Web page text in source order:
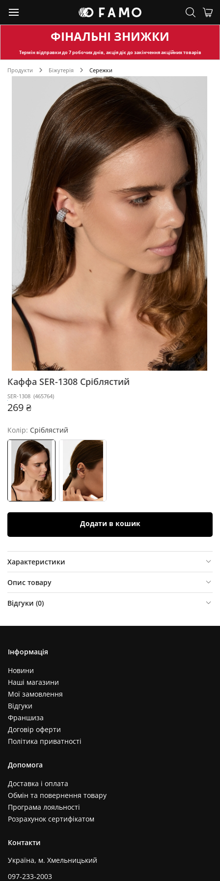
ФІНАЛЬНІ ЗНИЖКИ
Термін відправкидо 7 робочих днів, акція діє до закінчення акційних товарів
Продукти Біжутерія Сережки
Каффа SER-1308 Сріблястий
SER-1308 (465764)
269 ₴
Колір: Сріблястий
Додати в кошик
Характеристики
Опис товару
Відгуки (0)
Інформація
Новини
Наші магазини
Мої замовлення
Відгуки
Франшиза
Договір оферти
Політика приватності
Допомога
Доставка і оплата
Обмін та повернення товару
Програма лояльності
Розрахунок сертифікатом
Контакти
Україна, м. Хмельницький
097-233-2003